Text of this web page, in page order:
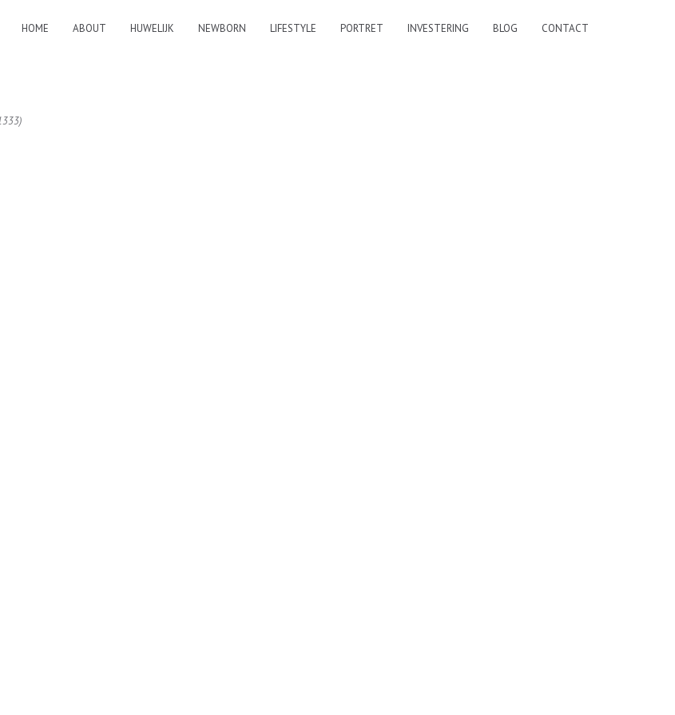
HOME ABOUT HUWELIJK NEWBORN LIFESTYLE PORTRET INVESTERING BLOG CONTACT